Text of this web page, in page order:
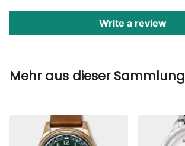
Write a review
Mehr aus dieser Sammlung